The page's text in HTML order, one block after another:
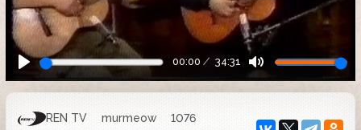
00:00 34:31
REN TV murmeow
1076